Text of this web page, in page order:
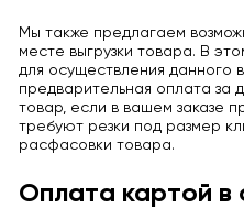
Мы также предлагаем
месте выгрузки товара. В
для осуществления данного
предварительная оплата за
товар, если в вашем заказе
требуют резки под размер
расфасовки товара.
Оплата картой в